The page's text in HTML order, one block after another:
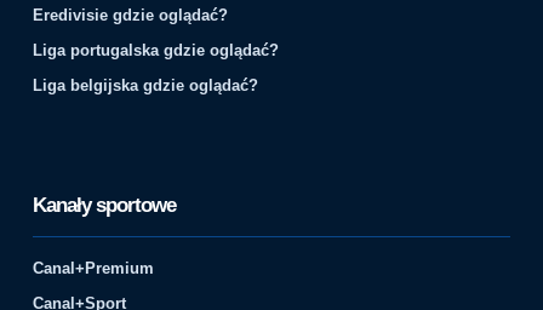
Eredivisie gdzie oglądać?
Liga portugalska gdzie oglądać?
Liga belgijska gdzie oglądać?
Kanały sportowe
Canal+Premium
Canal+Sport